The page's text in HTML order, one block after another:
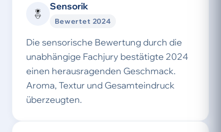
Sensorik
Bewertet 2024
Die sensorische Bewertung durch die
unabhängige Fachjury bestätigte 2024
einen herausragenden Geschmack.
Aroma, Textur und Gesamteindruck
überzeugten.